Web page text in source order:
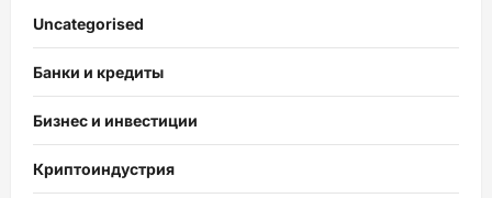
Uncategorised
Банки и кредиты
Бизнес и инвестиции
Криптоиндустрия